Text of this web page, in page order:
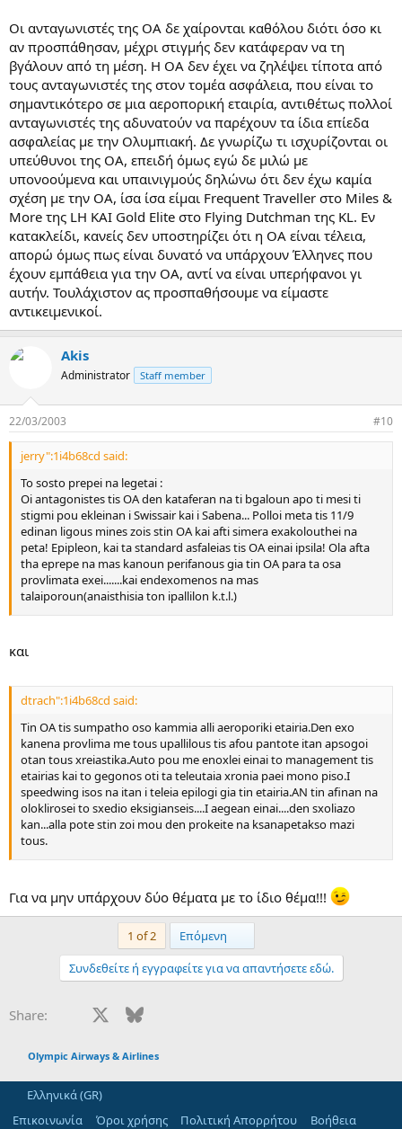
Οι ανταγωνιστές της OA δε χαίρονται καθόλου διότι όσο κι
αν προσπάθησαν, μέχρι στιγμής δεν κατάφεραν να τη
βγάλουν από τη μέση. Η OA δεν έχει να ζηλέψει τίποτα από
τους ανταγωνιστές της στον τομέα ασφάλεια, που είναι το
σημαντικότερο σε μια αεροπορική εταιρία, αντιθέτως πολλοί
ανταγωνιστές της αδυνατούν να παρέχουν τα ίδια επίεδα
ασφαλείας με την Ολυμπιακή. Δε γνωρίζω τι ισχυρίζονται οι
υπεύθυνοι της OA, επειδή όμως εγώ δε μιλώ με
υπονοούμενα και υπαινιγμούς δηλώνω ότι δεν έχω καμία
σχέση με την OA, ίσα ίσα είμαι Frequent Traveller στο Miles &
More της LH KAI Gold Elite στο Flying Dutchman της KL. Εν
κατακλείδι, κανείς δεν υποστηρίζει ότι η OA είναι τέλεια,
απορώ όμως πως είναι δυνατό να υπάρχουν Έλληνες που
έχουν εμπάθεια για την OA, αντί να είναι υπερήφανοι γι
αυτήν. Τουλάχιστον ας προσπαθήσουμε να είμαστε
αντικειμενικοί.
Akis
Administrator Staff member
22/03/2003 #10
jerry":1i4b68cd said:
To sosto prepei na legetai :
Oi antagonistes tis OA den kataferan na ti bgaloun apo ti mesi ti
stigmi pou ekleinan i Swissair kai i Sabena... Polloi meta tis 11/9
edinan ligous mines zois stin OA kai afti simera exakolouthei na
peta! Epipleon, kai ta standard asfaleias tis OA einai ipsila! Ola afta
tha eprepe na mas kanoun perifanous gia tin OA para ta osa
provlimata exei.......kai endexomenos na mas
talaiporoun(anaisthisia ton ipallilon k.t.l.)
kathisteriseis exei.." ELEOS!!! Diladi i A3 ti einai? Tis proalles irtha apo
ipallilous). Oi epivates omos mouga! An itan stin OA tha eixan
lyssaxei!
Afta!
En katakleidi :
H OA (san ethnikos aerometaforeas mas) ola ta xronia doxaze kai
tha doxazei gia poli akoma ta ellinika xromata ana ton kosmo! Ego
tha sinexiso na petao oso pio poly boro mazi tis...
και
dtrach":1i4b68cd said:
Tin OA tis sumpatho oso kammia alli aeroporiki etairia.Den exo
kanena provlima me tous upallilous tis afou pantote itan apsogoi
otan tous xreiastika.Auto pou me enoxlei einai to management tis
etairias kai to gegonos oti ta teleutaia xronia paei mono piso.I
speedwing isos na itan i teleia epilogi gia tin etairia.AN tin afinan na
oloklirosei to sxedio eksigianseis....I aegean einai....den sxoliazo
kan...alla pote stin zoi mou den prokeite na ksanapetakso mazi
tous.
Για να μην υπάρχουν δύο θέματα με το ίδιο θέμα!!!
1 of 2 Επόμενη
Συνδεθείτε ή εγγραφείτε για να απαντήσετε εδώ.
Share: Facebook Bluesky
Olympic Airways & Airlines
Ελληνικά (GR)
Επικοινωνία
Όροι χρήσης Πολιτική Απορρήτου
Βοήθεια